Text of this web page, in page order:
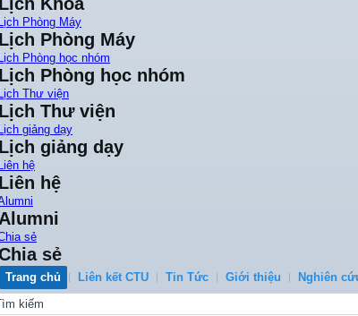
Lịch Phòng Máy
Lịch Phòng Máy
Lịch Phòng học nhóm
Lịch Phòng học nhóm
Lịch Thư viện
Lịch Thư viện
Lịch giảng dạy
Lịch giảng dạy
Liên hệ
Liên hệ
Alumni
sẻ
sẻ
Trang chủ Liên kết CTU Tin Tức Giới thiệu Nghiên